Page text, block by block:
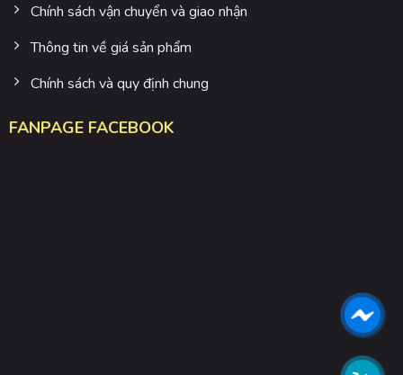
Chính sách vận chuyển và giao nhận
Thông tin về giá sản phẩm
Chính sách và quy định chung
FANPAGE FACEBOOK